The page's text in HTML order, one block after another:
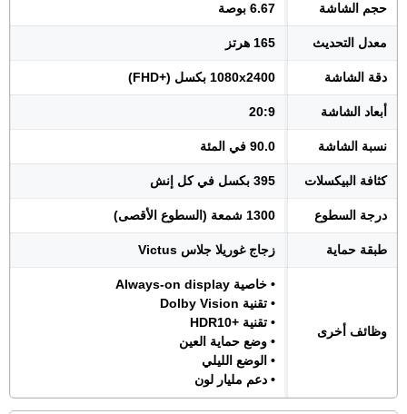
حجم الشاشة 6.67 بوصة
معدل التحديث 165 هرتز
دقة الشاشة 1080x2400 بكسل (+FHD)
أبعاد الشاشة 20:9
نسبة الشاشة 90.0 في المئة
كثافة البيكسلات 395 بكسل في كل إنش
درجة السطوع 1300 شمعة (السطوع الأقصى)
طبقة حماية زجاج غوريلا جلاس Victus
وظائف أخرى
• خاصية Always-on display
• تقنية Dolby Vision
• تقنية +HDR10
• وضع حماية العين
• الوضع الليلي
• دعم مليار لون